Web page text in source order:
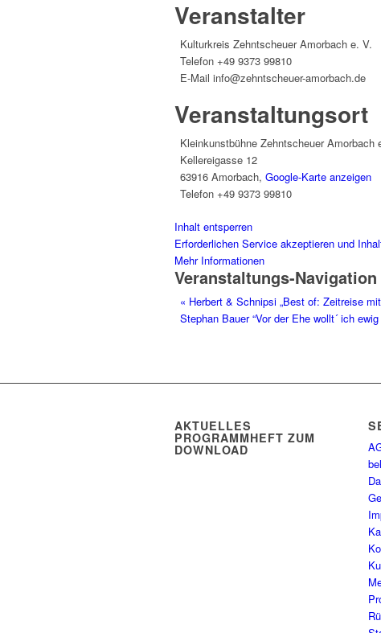
Veranstalter
Kulturkreis Zehntscheuer Amorbach e. V.
Telefon +49 9373 99810
E-Mail info@zehntscheuer-amorbach.de
Veranstaltungsort
Kleinkunstbühne Zehntscheuer Amorbach
Kellereigasse 12
63916 Amorbach, Google-Karte anzeigen
Telefon +49 9373 99810
Inhalt entsperren
Erforderlichen Service akzeptieren und
Mehr Informationen
Veranstaltungs-Navigation
« Herbert & Schnipsi „Best of: Zeitreise
Stephan Bauer “Vor der Ehe wollt´ ich ewig
AKTUELLES
PROGRAMMHEFT ZUM
DOWNLOAD